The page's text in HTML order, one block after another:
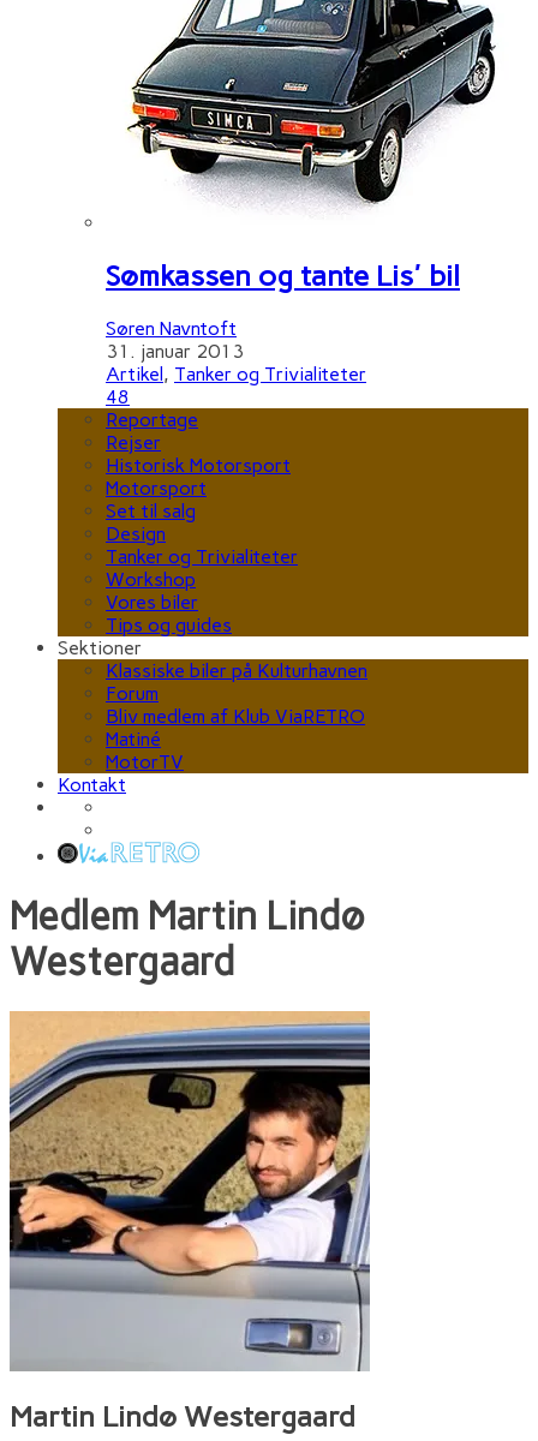
Sømkassen og tante Lis' bil
Søren Navntoft
31. januar 2013
Artikel, Tanker og Trivialiteter
48
Reportage
Rejser
Historisk Motorsport
Motorsport
Set til salg
Design
Tanker og Trivialiteter
Workshop
Vores biler
Tips og guides
Sektioner
Klassiske biler på Kulturhavnen
Forum
Bliv medlem af Klub ViaRETRO
Matiné
MotorTV
Kontakt
Medlem Martin Lindø
Westergaard
Martin Lindø Westergaard